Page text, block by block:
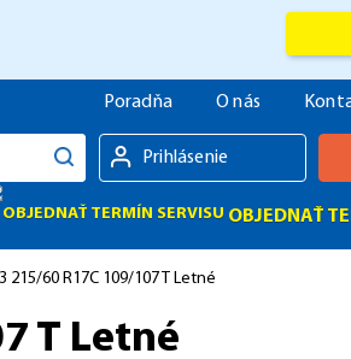
Prihlásenie
Poradňa O nás
OBJEDNAŤ
215/60 R17C 109/107 T Letné
T Letné